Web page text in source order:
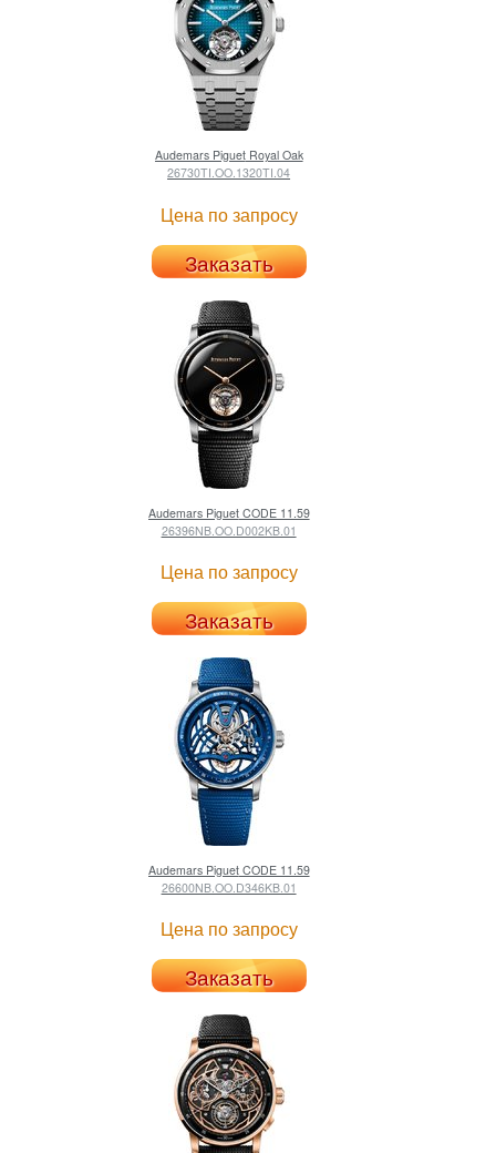
Audemars PiguetRoyal Oak
26730TI.OO.1320TI.04
Цена по запросу
Заказать
Audemars PiguetCODE 11.59
26396NB.OO.D002KB.01
Цена по запросу
Заказать
Audemars PiguetCODE 11.59
26600NB.OO.D346KB.01
Цена по запросу
Заказать